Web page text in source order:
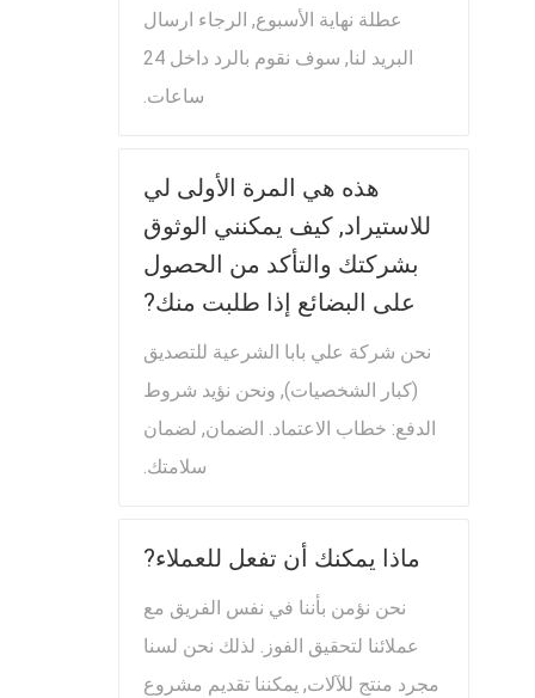
عطلة نهاية الأسبوع, الرجاء ارسال
البريد لنا, سوف نقوم بالرد داخل 24
ساعات.
هذه هي المرة الأولى لي
للاستيراد, كيف يمكنني الوثوق
بشركتك والتأكد من الحصول
على البضائع إذا طلبت منك?
نحن شركة علي بابا الشرعية للتصديق
(كبار الشخصيات), ونحن نؤيد شروط
الدفع: خطاب الاعتماد. الضمان, لضمان
سلامتك.
ماذا يمكنك أن تفعل للعملاء?
نحن نؤمن بأننا في نفس الفريق مع
عملائنا لتحقيق الفوز. لذلك نحن لسنا
مجرد منتج للآلات, يمكننا تقديم مشروع